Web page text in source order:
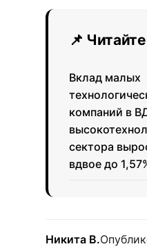
📌
Вклад малых
компаний в
сектора
вдвое до
Никита В.